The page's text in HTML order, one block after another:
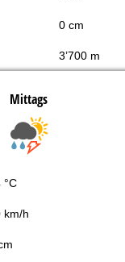
0 cm
3’700 m
Mittags
°C
km/h